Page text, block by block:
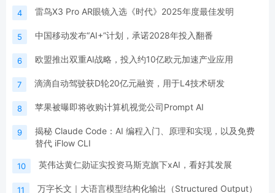
4 雷鸟X3 Pro AR眼镜入选《时代》2025年度最佳发明
5 中国移动发布“AI+”计划，承诺2028年投入翻番
6 欧盟推出双重AI战略，投入约10亿欧元加速产业应用
7 滴滴自动驾驶获D轮20亿元融资，用于L4技术研发
8 苹果被曝即将收购计算机视觉公司Prompt AI
9
揭秘 Claude Code：AI 编程入门、原理和实现，以及免费
替代 iFlow CLI
10 英伟达黄仁勋证实投资马斯克旗下xAI，看好其发展
11
万字长文｜大语言模型结构化输出（Structured Output）